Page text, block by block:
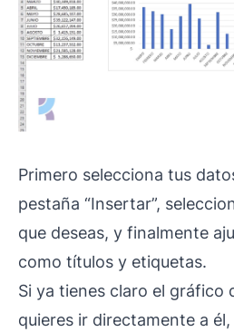
Primero selecciona tus
pestaña “Insertar”,
que deseas, y finalmente
como títulos y etiquetas.
Si ya tienes claro el gráfico
quieres ir directamente a